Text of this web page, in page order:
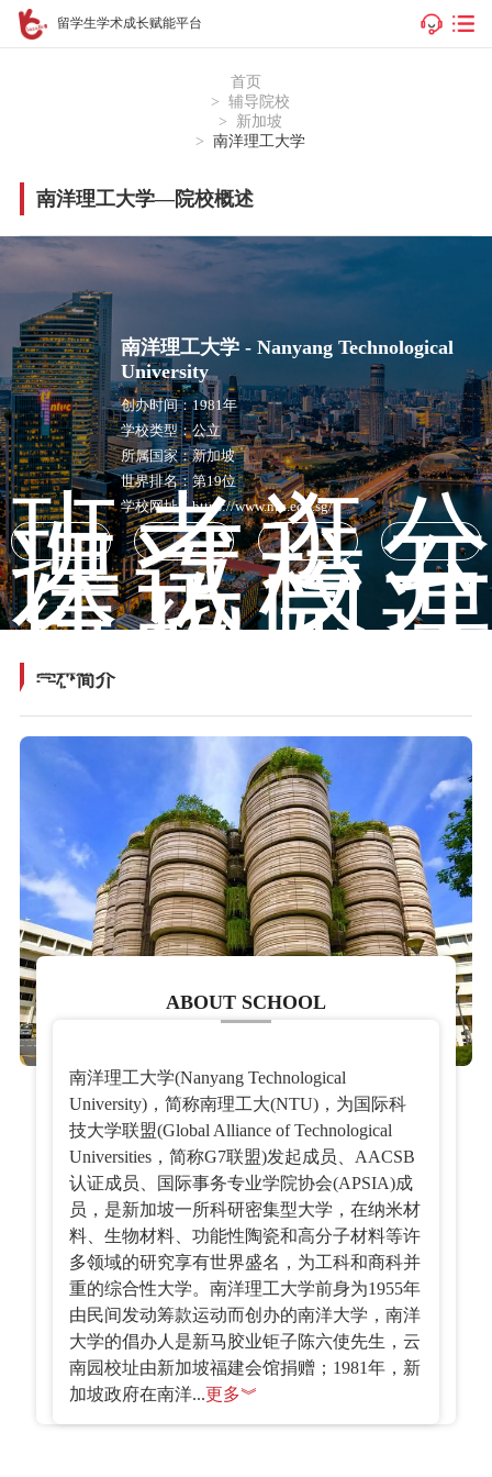
留学生学术成长赋能平台
首页
辅导院校
新加坡
南洋理工大学
南洋理工大学—院校概述
南洋理工大学 - Nanyang Technological
University
创办时间：1981年
学校类型：公立
所属国家：新加坡
世界排名： 第19位
学校网址：https://www.ntu.edu.sg/
班
课
信
息
考
试
攻
略
逛
校
园
公
开
课
学校简介
ABOUT SCHOOL
南洋理工大学(Nanyang Technological
University)，简称南理工大(NTU)，为国际科
技大学联盟(Global Alliance of Technological
Universities，简称G7联盟)发起成员、AACSB
认证成员、国际事务专业学院协会(APSIA)成
员，是新加坡一所科研密集型大学，在纳米材
料、生物材料、功能性陶瓷和高分子材料等许
多领域的研究享有世界盛名，为工科和商科并
重的综合性大学。南洋理工大学前身为1955年
由民间发动筹款运动而创办的南洋大学，南洋
大学的倡办人是新马胶业钜子陈六使先生，云
南园校址由新加坡福建会馆捐赠；1981年，新
加坡政府在南洋...更多︾